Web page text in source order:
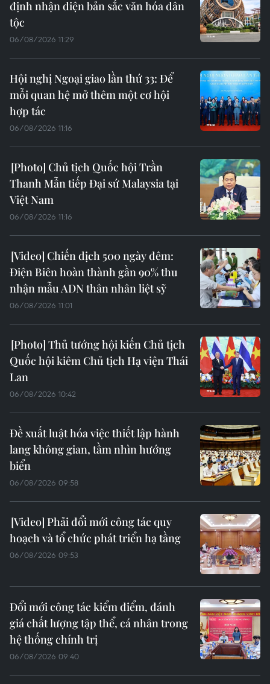
định nhận diện bản sắc văn hóa dân
tộc
06/08/2026 11:29
Hội nghị Ngoại giao lần thứ 33: Để
mỗi quan hệ mở thêm một cơ hội
hợp tác
06/08/2026 11:16
Chủ tịch Quốc hội Trần
Thanh Mẫn tiếp Đại sứ Malaysia tại
Việt Nam
06/08/2026 11:16
Chiến dịch 500 ngày đêm:
Điện Biên hoàn thành gần 90% thu
nhận mẫu ADN thân nhân liệt sỹ
06/08/2026 11:01
Thủ tướng hội kiến Chủ tịch
Quốc hội kiêm Chủ tịch Hạ viện Thái
Lan
06/08/2026 10:42
Đề xuất luật hóa việc thiết lập hành
lang không gian, tầm nhìn hướng
biển
06/08/2026 09:58
Phải đổi mới công tác quy
hoạch và tổ chức phát triển hạ tầng
06/08/2026 09:53
Đổi mới công tác kiểm điểm, đánh
giá chất lượng tập thể, cá nhân trong
hệ thống chính trị
06/08/2026 09:40